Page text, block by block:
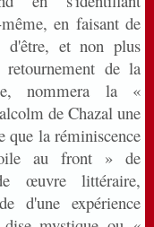
en faisant de
d'être, et non plus
de la
nommera la «
de Chazal une
que la réminiscence
au front » de
œuvre littéraire,
d'une expérience